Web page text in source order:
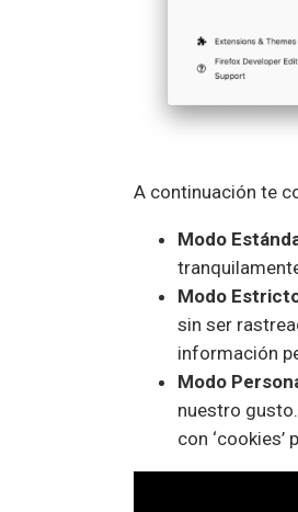
A continuación te
Modo
Modo
sin ser
información
Modo
nuestro
con ‘cookies’